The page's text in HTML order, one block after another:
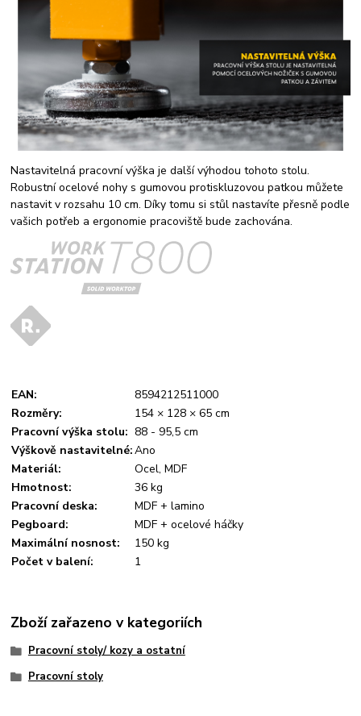
Nastavitelná pracovní výška je další výhodou tohoto stolu.
Robustní ocelové nohy s gumovou protiskluzovou patkou můžete
nastavit v rozsahu 10 cm. Díky tomu si stůl nastavíte přesně podle
vašich potřeb a ergonomie pracoviště bude zachována.
EAN:
8594212511000
Rozměry:
154 × 128 × 65 cm
Pracovní výška stolu: 88 - 95,5 cm
Výškově nastavitelné:Ano
Materiál:
Ocel, MDF
Hmotnost:
36 kg
Pracovní deska:
MDF + lamino
Pegboard:
MDF + ocelové háčky
Maximální nosnost:
150 kg
Počet v balení: 1
Zboží zařazeno v kategoriích
Pracovní stoly/ kozy a ostatní
Pracovní stoly